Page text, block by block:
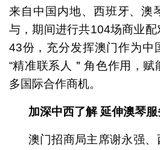
来自中国内地、西班牙、澳
与，期间进行共104场商业
43份，充分发挥澳门作为中
“精准联系人＂角色作用，
多国际合作商机。
加深中西了解 延伸澳琴
澳门招商局主席谢永强